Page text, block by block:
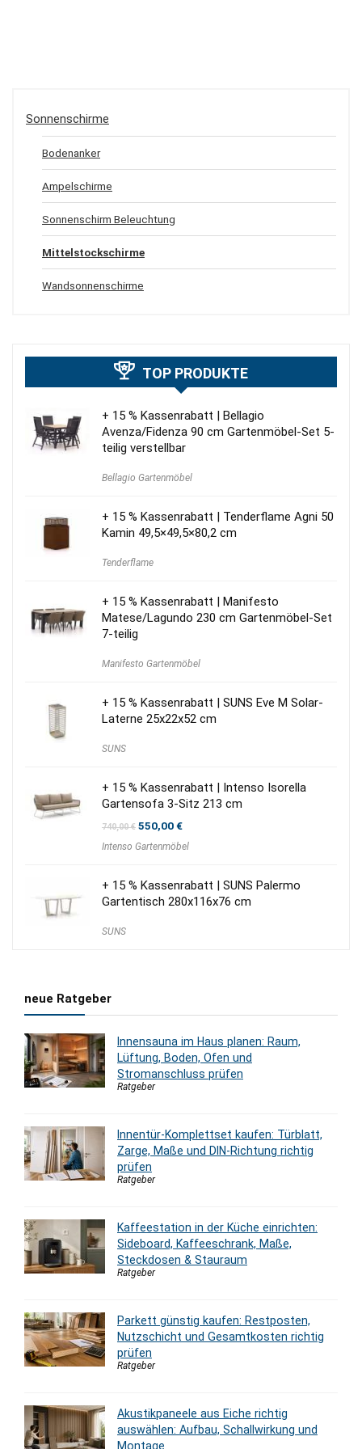
Sonnenschirme
Bodenanker
Ampelschirme
Sonnenschirm Beleuchtung
Mittelstockschirme
Wandsonnenschirme
TOP PRODUKTE
+ 15 % Kassenrabatt | Bellagio
Avenza/Fidenza 90 cm Gartenmöbel-Set 5-
teilig verstellbar
Bellagio Gartenmöbel
+ 15 % Kassenrabatt | Tenderflame Agni 50
Kamin 49,5×49,5×80,2 cm
Tenderflame
+ 15 % Kassenrabatt | Manifesto
Matese/Lagundo 230 cm Gartenmöbel-Set
7-teilig
Manifesto Gartenmöbel
+ 15 % Kassenrabatt | SUNS Eve M Solar-
Laterne 25x22x52 cm
SUNS
+ 15 % Kassenrabatt | Intenso Isorella
Gartensofa 3-Sitz 213 cm
740,00€ Ursprünglicher
war:
550,00€Aktueller
ist:
Intenso Gartenmöbel
+ 15 % Kassenrabatt | SUNS Palermo
Gartentisch 280x116x76 cm
SUNS
neue Ratgeber
Innensauna im Haus planen: Raum,
Lüftung, Boden, Ofen und
Stromanschluss prüfen
Ratgeber
Innentür-Komplettset kaufen: Türblatt,
Zarge, Maße und DIN-Richtung richtig
prüfen
Ratgeber
Kaffeestation in der Küche einrichten:
Sideboard, Kaffeeschrank, Maße,
Steckdosen & Stauraum
Ratgeber
Parkett günstig kaufen: Restposten,
Nutzschicht und Gesamtkosten richtig
prüfen
Ratgeber
Akustikpaneele aus Eiche richtig
auswählen: Aufbau, Schallwirkung und
Montage